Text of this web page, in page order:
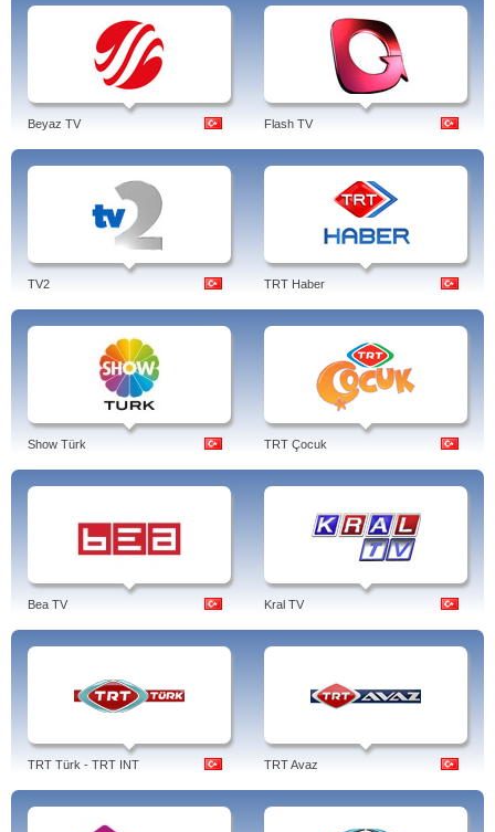
Beyaz TV Flash TV
TV2 TRT Haber
Show Türk TRT Çocuk
Bea TV Kral TV
TRT Türk - TRT INT TRT Avaz